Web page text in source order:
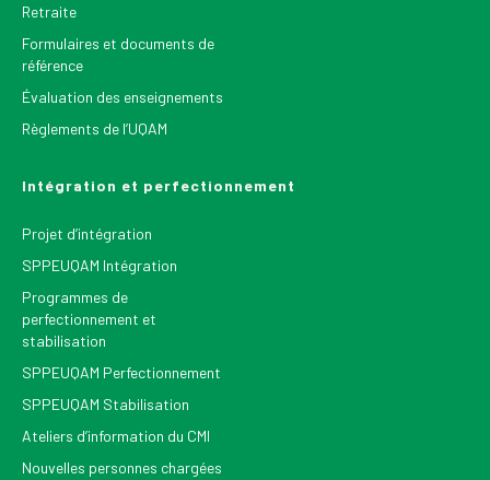
Retraite
Formulaires et documents de
référence
Évaluation des enseignements
Règlements de l’UQAM
Intégration et perfectionnement
Projet d’intégration
SPPEUQAM Intégration
Programmes de
perfectionnement et
stabilisation
SPPEUQAM Perfectionnement
SPPEUQAM Stabilisation
Ateliers d’information du CMI
Nouvelles personnes chargées